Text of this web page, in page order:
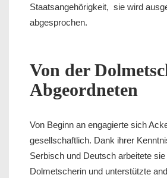
Staatsangehörigkeit, sie wird
abgesprochen.
Von der
Abgeordneten
Von Beginn an engagierte sich
gesellschaftlich. Dank ihrer
Serbisch und Deutsch arbeitete sie
Dolmetscherin und unterstützte